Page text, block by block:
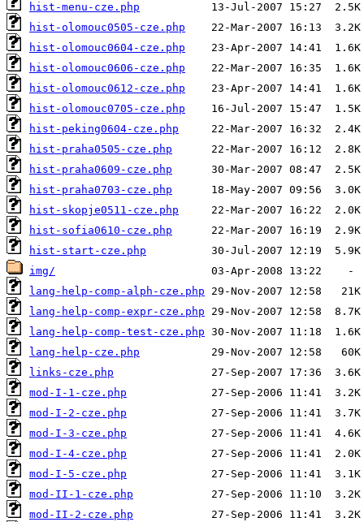
hist-menu-cze.php
hist-olomouc0505-cze.php
hist-olomouc0604-cze.php
hist-olomouc0606-cze.php
hist-olomouc0612-cze.php
hist-olomouc0705-cze.php
hist-peking0604-cze.php
hist-praha0505-cze.php
hist-praha0609-cze.php
hist-praha0703-cze.php
hist-skopje0511-cze.php
hist-sofia0610-cze.php
hist-start-cze.php
img/
lang-help-comp-alph-cze.php
lang-help-comp-expr-cze.php
lang-help-comp-test-cze.php
lang-help-cze.php
links-cze.php
mod-I-1-cze.php
mod-I-2-cze.php
mod-I-3-cze.php
mod-I-4-cze.php
mod-I-5-cze.php
mod-II-1-cze.php
mod-II-2-cze.php